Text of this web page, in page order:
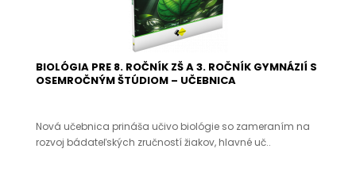
BIOLÓGIA PRE 8. ROČNÍK ZŠ A 3. ROČNÍK GYMNÁZIÍ S
OSEMROČNÝM ŠTÚDIOM – UČEBNICA
Nová učebnica prináša učivo biológie so zameraním na
rozvoj bádateľských zručností žiakov, hlavné uč..